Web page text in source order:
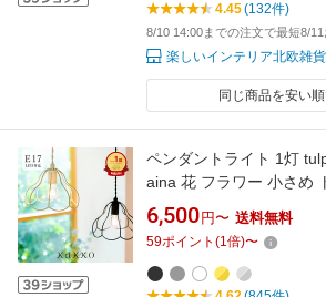
4.45(132件)
8/10 14:00までの注文で最短8/11
楽しいインテリア北欧雑
同じ商品を安い
ペンダントライト 1灯
aina 花 フラワー 小さめ
北欧 ダイニング おしゃ
明器具 電気 間接照明 リ
インテリア 和室 寝室 内
一人暮らし かわいい kakko
6,500 円〜 送料無料
59ポイント (1倍)〜